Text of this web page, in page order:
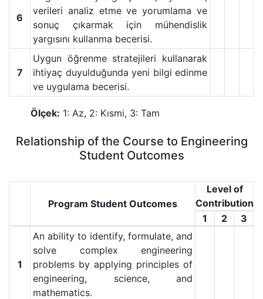
6
verileri analiz etme ve yorumlama ve
sonuç çıkarmak için mühendislik
yargısını kullanma becerisi.
7
Uygun öğrenme stratejileri kullanarak
ihtiyaç duyulduğunda yeni bilgi edinme
ve uygulama becerisi.
Ölçek: 1: Az, 2: Kısmi, 3: Tam
Relationship of the Course to Engineering
Student Outcomes
Program Student Outcomes
Level of
Contribution
1
2 3
1
An ability to identify, formulate, and
solve complex engineering
problems by applying principles of
engineering, science, and
mathematics.